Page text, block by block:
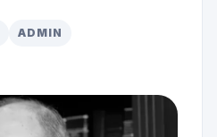
ADMIN